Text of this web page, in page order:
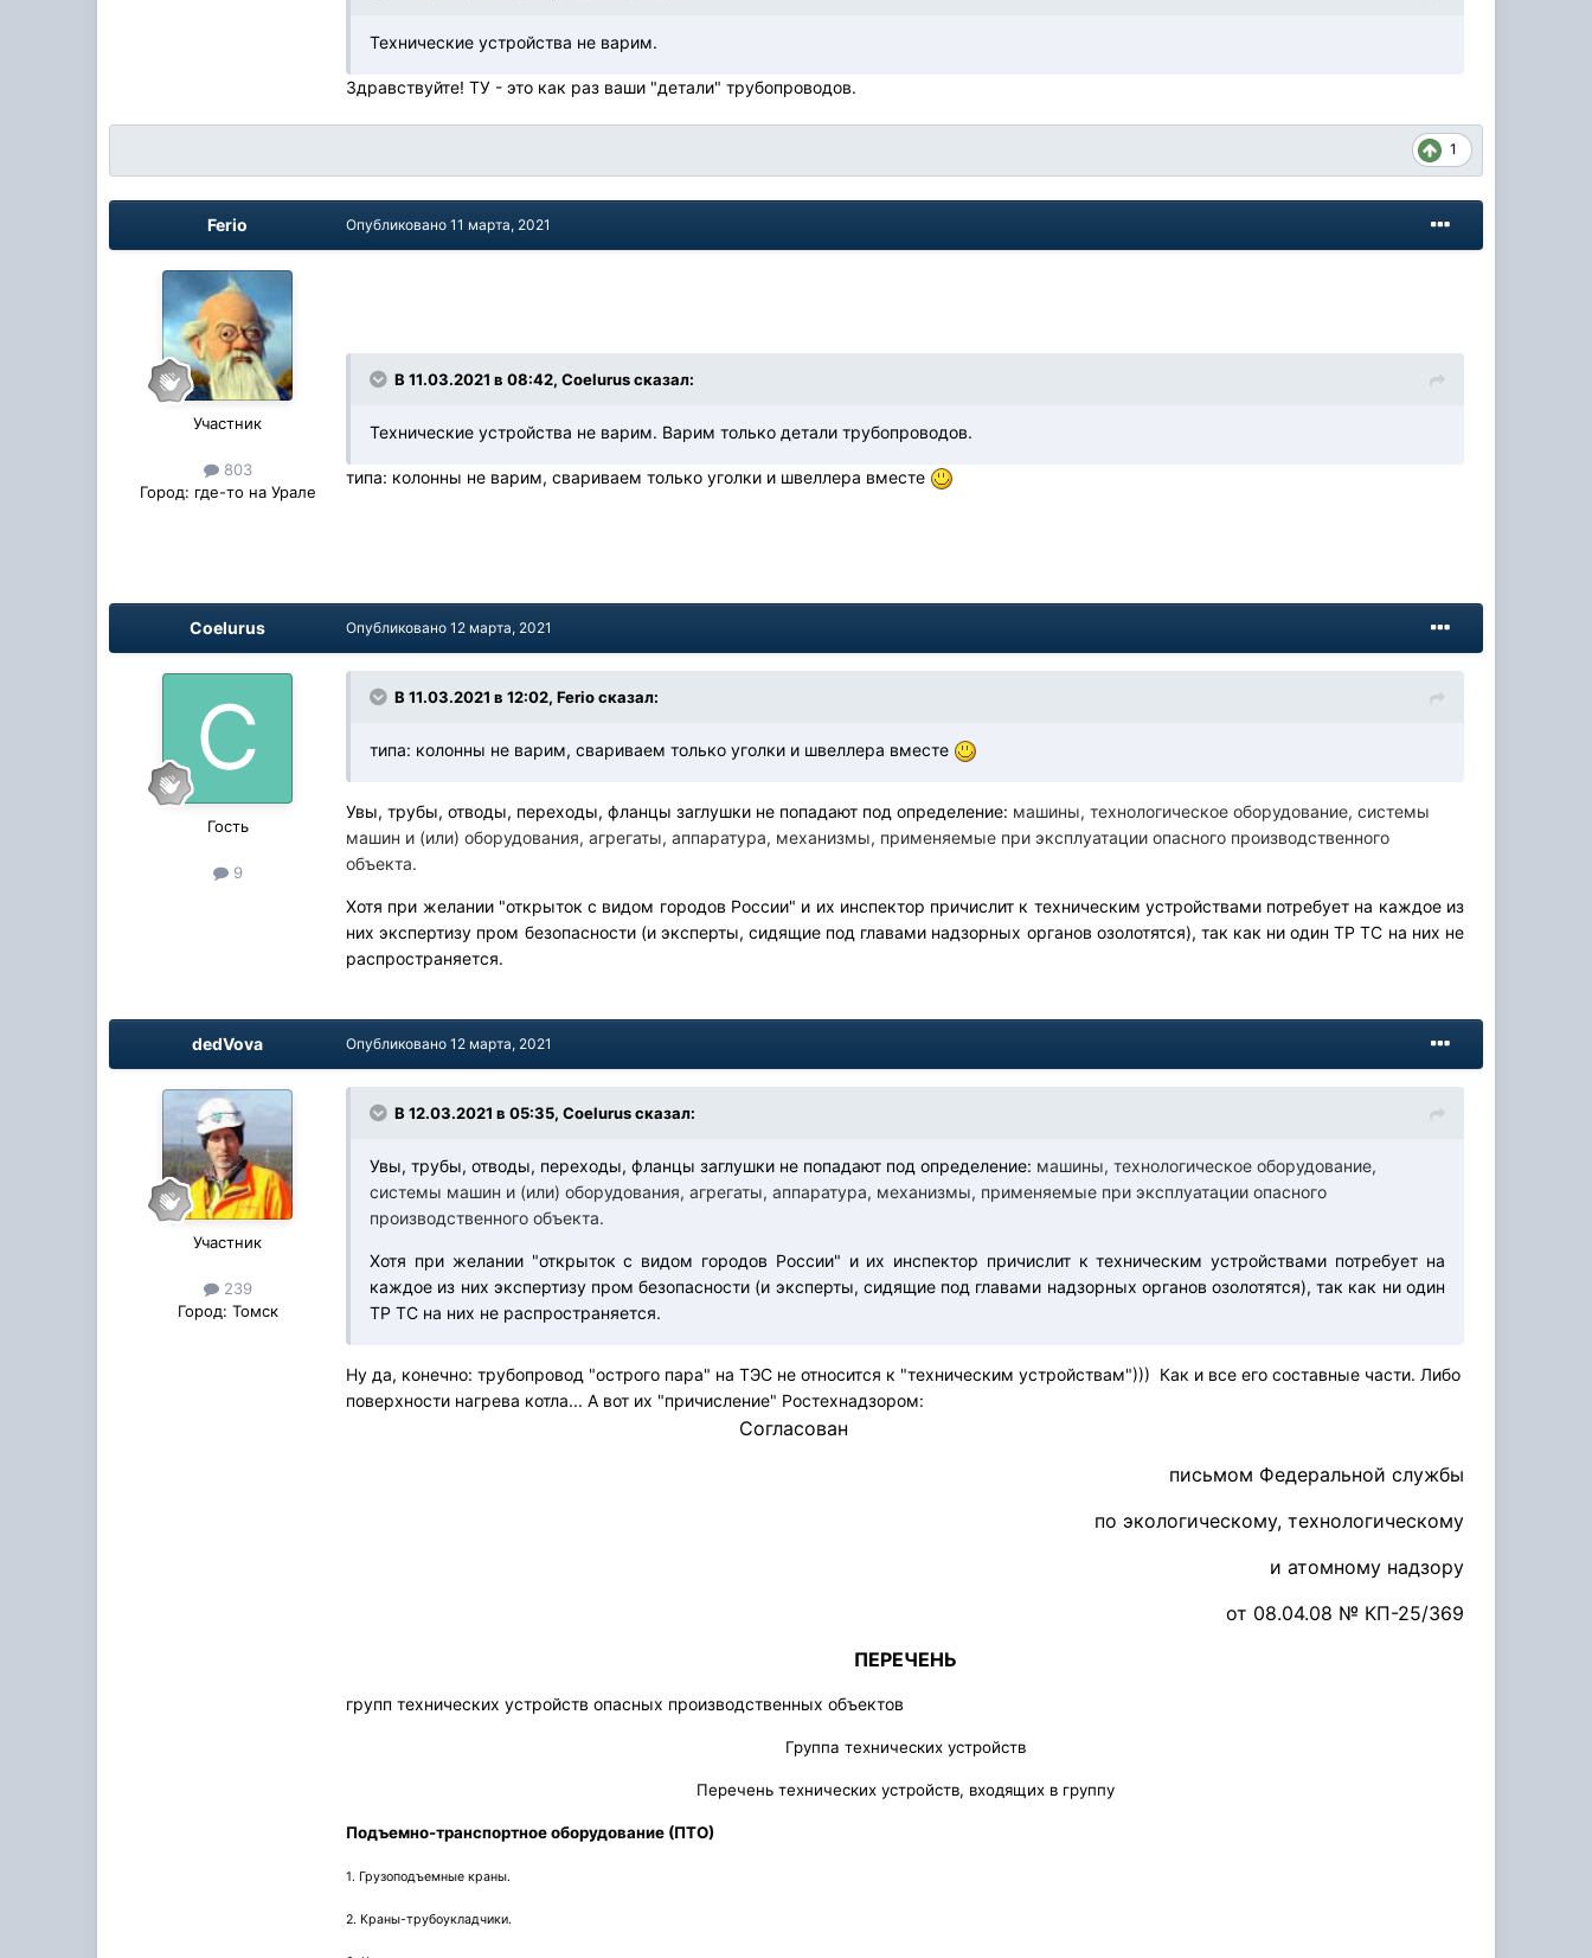
Технические устройства не варим.
Здравствуйте! ТУ - это как раз ваши "детали" трубопроводов.
1
Ferio
Участник
803
Город: где-то на Урале
Опубликовано11 марта, 2021
В 11.03.2021 в 08:42, Coelurus сказал:
Технические устройства не варим. Варим только детали трубопроводов.
типа: колонны не варим, свариваем только уголки и швеллера вместе
Coelurus
Гость
9
Опубликовано12 марта, 2021
В 11.03.2021 в 12:02, Ferio сказал:
типа: колонны не варим, свариваем только уголки и швеллера вместе
Увы, трубы, отводы, переходы, фланцы заглушки не попадают под определение: машины, технологическое оборудование, системы
машин и (или) оборудования, агрегаты, аппаратура, механизмы, применяемые при эксплуатации опасного производственного
объекта.
Хотя при желании "открыток с видом городов России" и их инспектор причислит к техническим устройствами потребует на каждое из
них экспертизу пром безопасности (и эксперты, сидящие под главами надзорных органов озолотятся), так как ни один ТР ТС на них не
распространяется.
dedVova
Участник
239
Город: Томск
Опубликовано12 марта, 2021
В 12.03.2021 в 05:35, Coelurus сказал:
Увы, трубы, отводы, переходы, фланцы заглушки не попадают под определение: машины, технологическое оборудование,
системы машин и (или) оборудования, агрегаты, аппаратура, механизмы, применяемые при эксплуатации опасного
производственного объекта.
Хотя при желании "открыток с видом городов России" и их инспектор причислит к техническим устройствами потребует на
каждое из них экспертизу пром безопасности (и эксперты, сидящие под главами надзорных органов озолотятся), так как ни один
ТР ТС на них не распространяется.
Ну да, конечно: трубопровод "острого пара" на ТЭС не относится к "техническим устройствам"))) Как и все его составные части. Либо
поверхности нагрева котла... А вот их "причисление" Ростехнадзором:
Согласован
письмом Федеральной службы
по экологическому, технологическому
и атомному надзору
от 08.04.08 № КП-25/369
ПЕРЕЧЕНЬ
групп технических устройств опасных производственных объектов
Группа технических устройств
Перечень технических устройств, входящих в группу
Подъемно-транспортное оборудование (ПТО)
1. Грузоподъемные краны.
2. Краны-трубоукладчики.